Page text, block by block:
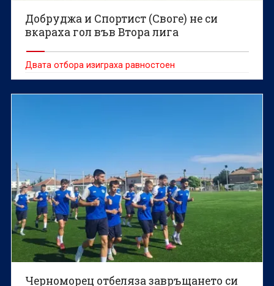
Добруджа и Спортист (Своге) не си
вкараха гол във Втора лига
Двата отбора изиграха равностоен
Черноморец отбеляза завръщането си